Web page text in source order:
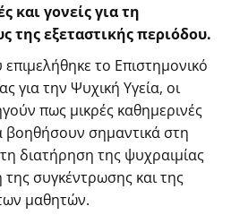
και γονείς για τη
της εξεταστικής περιόδου.
το Επιστημονικό
για την Ψυχική Υγεία, οι
πως μικρές καθημερινές
βοηθήσουν σημαντικά στη
διατήρηση της ψυχραιμίας
συγκέντρωσης και της
μαθητών.